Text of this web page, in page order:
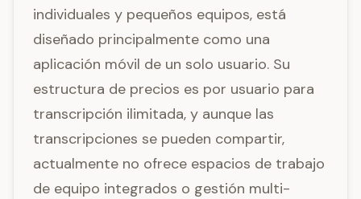
individuales y pequeños equipos, está
diseñado principalmente como una
aplicación móvil de un solo usuario. Su
estructura de precios es por usuario para
transcripción ilimitada, y aunque las
transcripciones se pueden compartir,
actualmente no ofrece espacios de trabajo
de equipo integrados o gestión multi-